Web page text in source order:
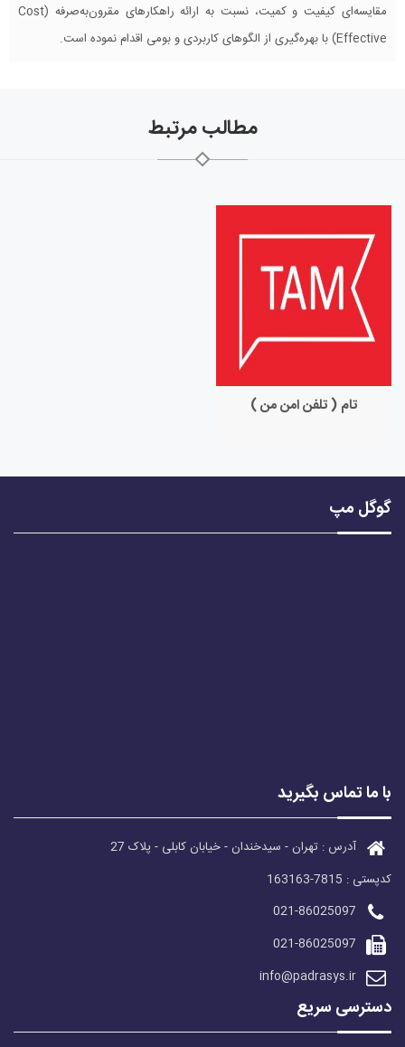
مقایسه‌ای کیفیت و کمیت، نسبت به ارائه راهکارهای مقرون‌به‌صرفه (Cost
Effective) با بهره‌گیری از الگوهای کاربردی و بومی اقدام نموده است.
مطالب مرتبط
تام ( تلفن امن من )
گوگل مپ
با ما تماس بگیرید
آدرس : تهران - سیدخندان - خیابان کابلی - پلاک 27
کدپستی : 7815-163163
021-86025097
021-86025097
info@padrasys.ir
دسترسی سریع